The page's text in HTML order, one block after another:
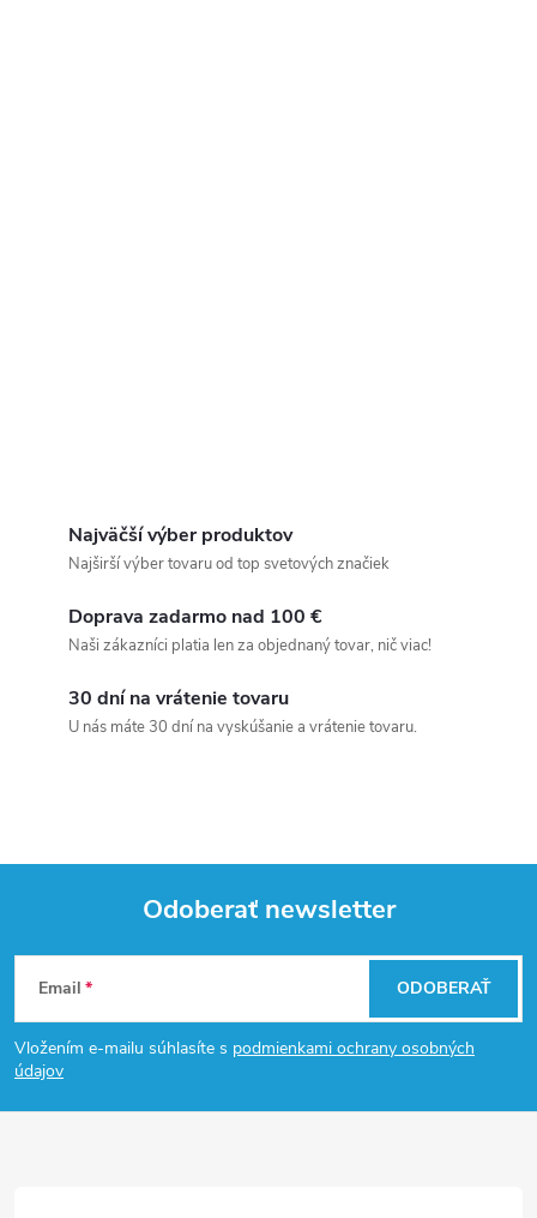
Najväčší výber produktov
Najširší výber tovaru od top svetových značiek
Doprava zadarmo nad 100 €
Naši zákazníci platia len za objednaný tovar, nič viac!
30 dní na vrátenie tovaru
U nás máte 30 dní na vyskúšanie a vrátenie tovaru.
Z
á
p
Odoberať newsletter
Email
Vložením e-mailu súhlasíte s podmienkami ochrany osobných
údajov
ODOBERAŤ